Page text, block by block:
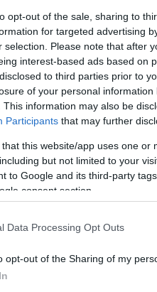
opt-out of the sale, sharing to
for targeted advertising
selection. Please note that after
interest-based ads based on
to third parties prior to
of your personal
This information may also be
Participants that may further
that this website/app uses one
but not limited to your
to Google and its third-party
consent section.
Data Processing Opt Outs
opt-out of the Sharing of my
stora delar av
i kapp
slut mellan tre
ifrån övriga två i
blev en
Danielsson
var det
en grupp om nio
och Erica Lavén.
desto mer